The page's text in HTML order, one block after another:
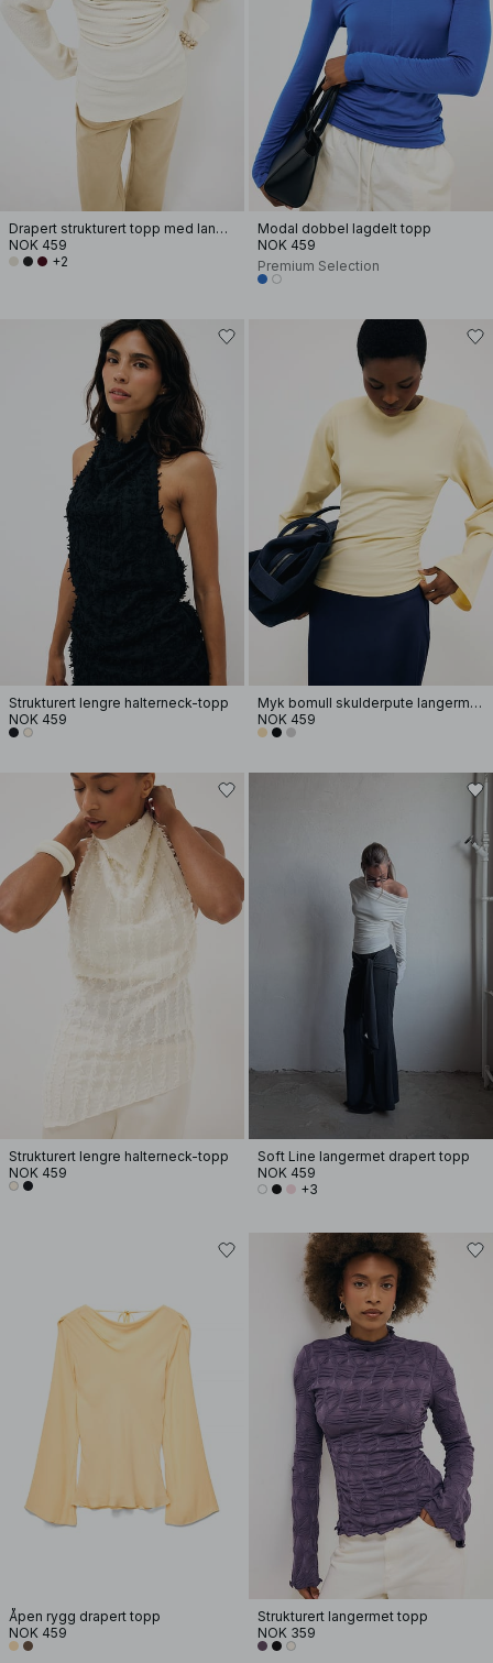
Drapert strukturert topp med lange ermer
NOK 459
+2
Modal dobbel lagdelt topp
NOK 459
Premium Selection
Strukturert lengre halterneck-topp
NOK 459
Myk bomull skulderpute langermet T-skjorte
NOK 459
Strukturert lengre halterneck-topp
NOK 459
Soft Line langermet drapert topp
NOK 459
+3
Åpen rygg drapert topp
NOK 459
Strukturert langermet topp
NOK 359